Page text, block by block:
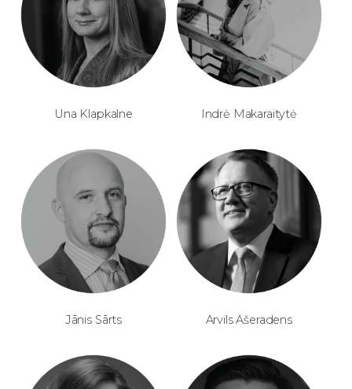
Una Klapkalne Indrė Makaraitytė
Jānis Sārts Arvils Ašeradens